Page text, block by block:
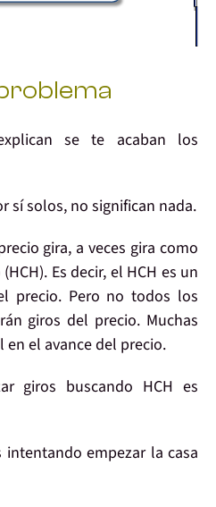
se te acaban los
sí solos,no significan nada.
gira, a veces gira como
(HCH). Es decir, el HCH es un
precio. Pero no todos los
giros del precio. Muchas
en el avancedel precio.
giros buscando HCH es
intentandoempezar la casa